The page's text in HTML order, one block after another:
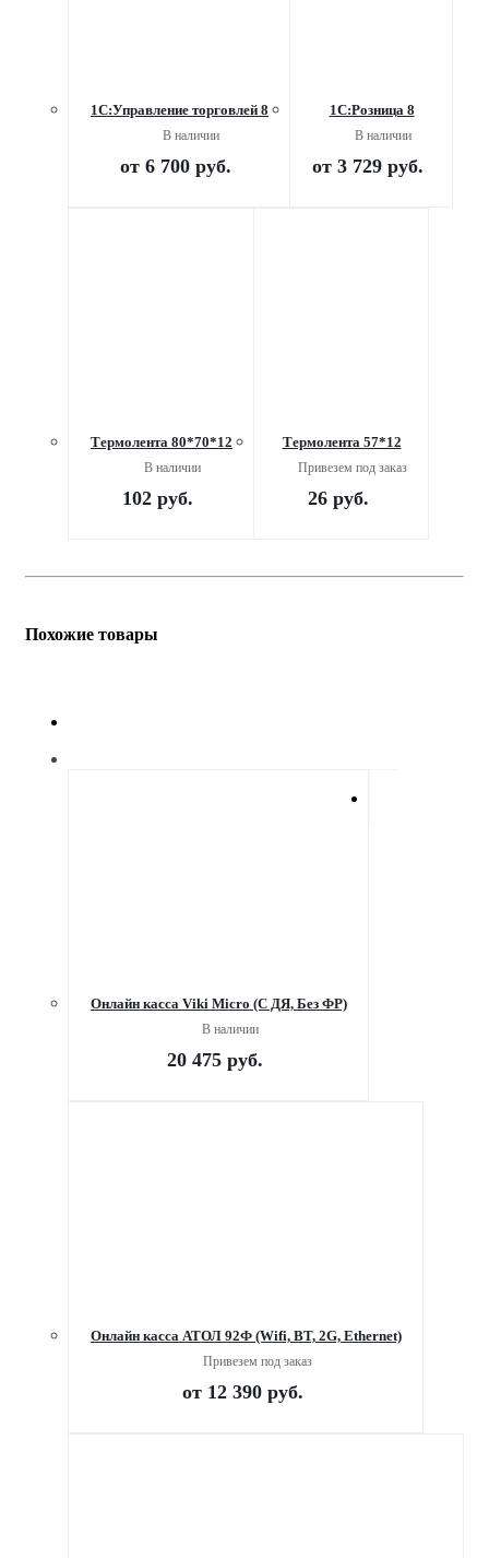
1С:Управление торговлей 8
В наличии
от 6 700 руб.
1С:Розница 8
В наличии
от 3 729 руб.
Термолента 80*70*12
В наличии
102 руб.
Термолента 57*12
Привезем под заказ
26руб.
Похожие товары
Онлайн касса Viki Micro (C ДЯ, Без ФР)
В наличии
20 475 руб.
Онлайн касса АТОЛ 92Ф (Wifi, BT, 2G, Ethernet)
Привезем под заказ
от 12 390 руб.